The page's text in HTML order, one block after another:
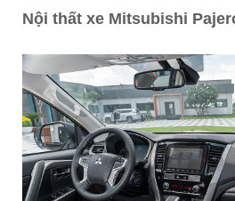
Nội thất xe Mitsubishi